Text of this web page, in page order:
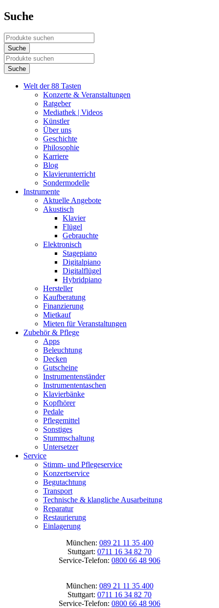
Suche
Welt der 88 Tasten
Konzerte & Veranstaltungen
Ratgeber
Mediathek | Videos
Künstler
Über uns
Geschichte
Philosophie
Karriere
Blog
Klavierunterricht
Sondermodelle
Instrumente
Aktuelle Angebote
Akustisch
Klavier
Flügel
Gebrauchte
Elektronisch
Stagepiano
Digitalpiano
Digitalflügel
Hybridpiano
Hersteller
Kaufberatung
Finanzierung
Mietkauf
Mieten für Veranstaltungen
Zubehör & Pflege
Apps
Beleuchtung
Decken
Gutscheine
Instrumentenständer
Instrumententaschen
Klavierbänke
Kopfhörer
Pedale
Pflegemittel
Sonstiges
Stummschaltung
Untersetzer
Service
Stimm- und Pflegeservice
Konzertservice
Begutachtung
Transport
Technische & klangliche Ausarbeitung
Reparatur
Restaurierung
Einlagerung
München: 089 21 11 35 400
Stuttgart: 0711 16 34 82 70
Service-Telefon: 0800 66 48 906
München: 089 21 11 35 400
Stuttgart: 0711 16 34 82 70
Service-Telefon: 0800 66 48 906